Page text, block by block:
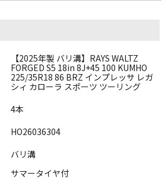
【2025年製 バリ溝】RAYS WALTZ
FORGED S5 18in 8J+45 100 KUMHO
225/35R18 86 BRZ インプレッサ レガ
シィ カローラ スポーツ ツーリング
4本
HO26036304
バリ溝
サマータイヤ付